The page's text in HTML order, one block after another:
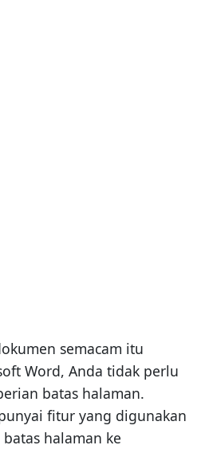
semacam itu
Word, Anda tidak perlu
batas halaman.
fitur yang digunakan
halaman ke